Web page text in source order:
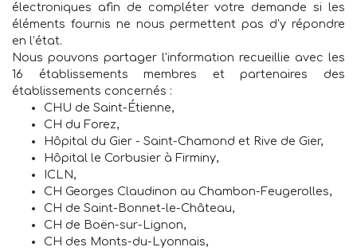
électroniques afin de compléter votre demande si les
éléments fournis ne nous permettent pas d’y répondre
en l’état.
Nous pouvons partager l'information recueillie avec les
16 établissements membres et partenaires des
établissements concernés :
CHU de Saint-Étienne,
CH du Forez,
Hôpital du Gier - Saint-Chamond et Rive de Gier,
Hôpital le Corbusier à Firminy,
ICLN,
CH Georges Claudinon au Chambon-Feugerolles,
CH de Saint-Bonnet-le-Château,
CH de Boën-sur-Lignon,
CH des Monts-du-Lyonnais,